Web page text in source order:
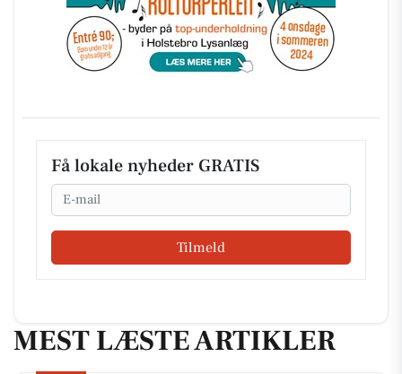
Få lokale nyheder GRATIS
Email
Tilmeld
MEST LÆSTE ARTIKLER